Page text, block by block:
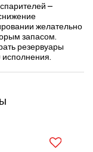
–
желательно
запасом.
резервуары
исполнения.